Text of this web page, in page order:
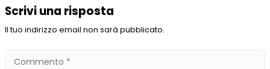
Scrivi una risposta
Il tuo indirizzo email non sarà pubblicato.
Commento